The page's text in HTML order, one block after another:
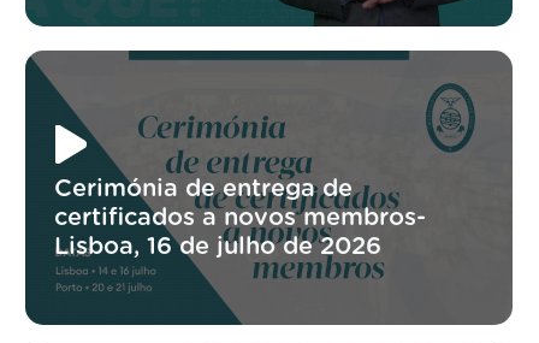
Cerimónia de entrega de
certificados a novos membros-
Lisboa, 16 de julho de 2026